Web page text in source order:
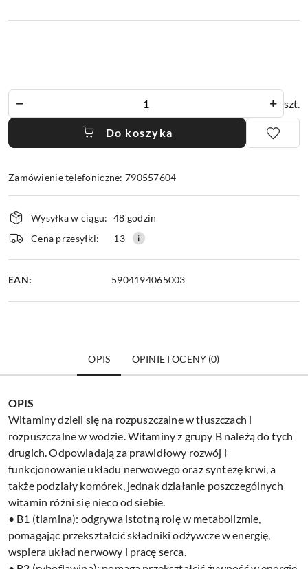
szt.
Do koszyka
Zamówienie telefoniczne: 790557604
Dostępność
i
dostawa
Wysyłka w ciągu: 48 godzin
Cena przesyłki:
13
EAN: 5904194065003
OPIS OPINIE I OCENY (0)
OPIS
Witaminy dzieli się na rozpuszczalne w tłuszczach i
rozpuszczalne w wodzie. Witaminy z grupy B należą do tych
drugich. Odpowiadają za prawidłowy rozwój i
funkcjonowanie układu nerwowego oraz syntezę krwi, a
także podziały komórek, jednak działanie poszczególnych
witamin różni się nieco od siebie.
• B1 (tiamina): odgrywa istotną rolę w metabolizmie,
pomagając przekształcić składniki odżywcze w energię,
wspiera układ nerwowy i pracę serca.